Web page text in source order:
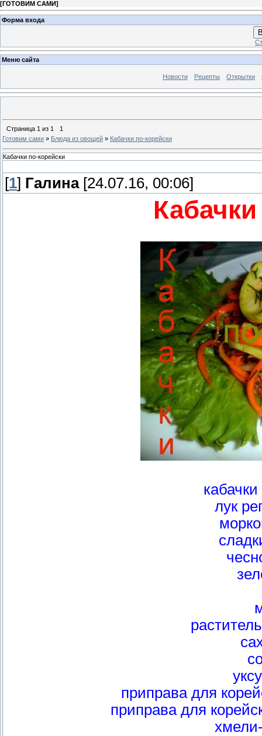
[ГОТОВИМ САМИ]
Форма входа
Меню сайта
Новости Рецепты Открытки
Страница 1 из 1
1
Готовим сами » Блюда из овощей » Кабачки по-корейски
Кабачки по-корейски
[1] Галина[24.07.16, 00:06]
лук
приправа для
приправа для